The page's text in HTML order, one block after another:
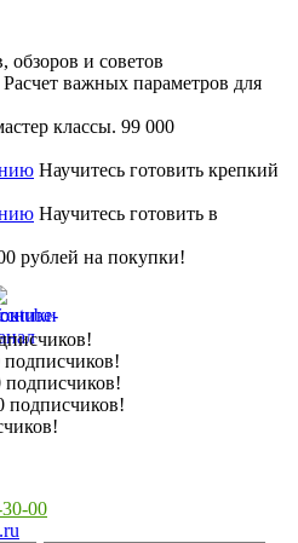
обзоров и советов
Расчет важных параметров для
классы. 99 000
Научитесь готовить крепкий
Научитесь готовить в
рублей на покупки!
подписчиков!
подписчиков!
подписчиков!
00